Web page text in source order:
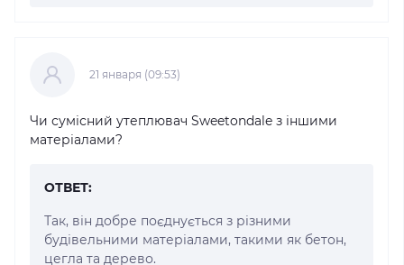
21 января (09:53)
Чи сумісний утеплювач Sweetondale з іншими
матеріалами?
ОТВЕТ:
Так, він добре поєднується з різними
будівельними матеріалами, такими як бетон,
цегла та дерево.